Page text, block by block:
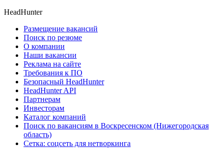
HeadHunter
Размещение вакансий
Поиск по резюме
О компании
Наши вакансии
Реклама на сайте
Требования к ПО
Безопасный HeadHunter
HeadHunter API
Партнерам
Инвесторам
Каталог компаний
Поиск по вакансиям в Воскресенском (Нижегородская
область)
Сетка: соцсеть для нетворкинга